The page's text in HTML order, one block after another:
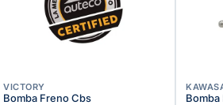
VICTORY
Bomba Freno Cbs Bomba